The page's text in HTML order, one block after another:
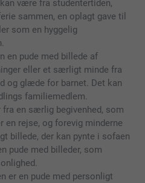
være fra studentertiden,
sammen, en oplagt gave til
som en hyggelig
en pude med billede af
eller et særligt minde fra
og glæde for barnet. Det kan
familiemedlem.
fra en særlig begivenhed, som
en rejse, og forevig minderne
billede, der kan pynte i sofaen
pude med billeder, som
er en pude med personligt